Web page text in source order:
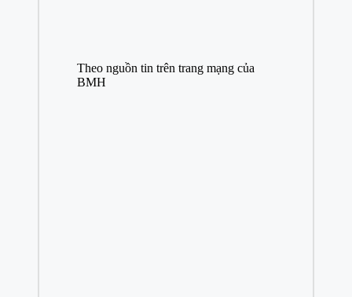
Theo nguồn tin trên trang mạng của
BMH